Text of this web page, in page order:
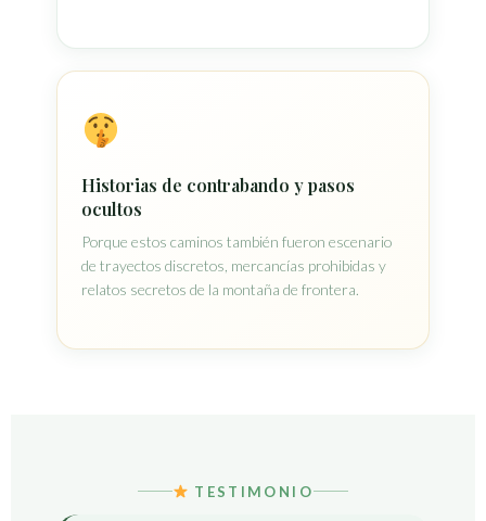
Historias de contrabando y pasos
ocultos
Porque estos caminos también fueron escenario
de trayectos discretos, mercancías prohibidas y
relatos secretos de la montaña de frontera.
TESTIMONIO